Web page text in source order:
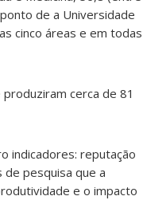
de a Universidade
cinco áreas e em todas
cerca de 81
indicadores: reputação
pesquisa que a
e o impacto